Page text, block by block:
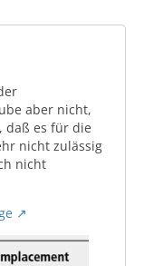
aber nicht,
daß es für die
nicht zulässig
nicht